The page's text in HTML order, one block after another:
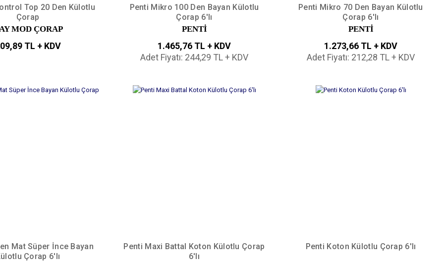
Top 20 Den Külotlu
Çorap
MOD ÇORAP
TL + KDV
Penti Mikro 100 Den Bayan Külotlu
Çorap 6'lı
PENTİ
1.465,76 TL + KDV
Adet Fiyatı: 244,29 TL + KDV
Penti Mikro 70 Den Bayan Külotlu
Çorap 6'lı
PENTİ
1.273,66 TL + KDV
Adet Fiyatı: 212,28 TL + KDV
Mat Süper İnce Bayan
Çorap 6'lı
Penti Maxi Battal Koton Külotlu Çorap
6'lı
Penti Koton Külotlu Çorap 6'lı